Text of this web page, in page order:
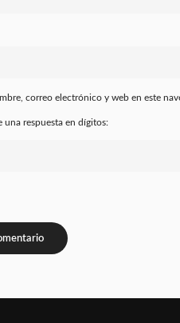
correo electrónico y web en este
una respuesta en dígitos: